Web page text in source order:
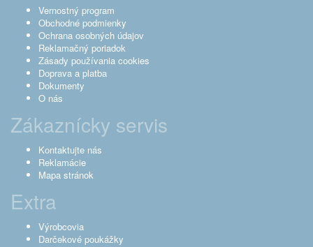
Vernostný program
Obchodné podmienky
Ochrana osobných údajov
Reklamačný poriadok
Zásady používania cookies
Doprava a platba
Dokumenty
O nás
Zákaznícky servis
Kontaktujte nás
Reklamácie
Mapa stránok
Extra
Výrobcovia
Darčekové poukážky